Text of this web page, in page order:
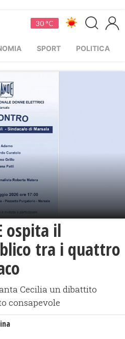
30 °C
SPORT POLITICA
ospita il
tra i quattro
Cecilia un dibattito
consapevole